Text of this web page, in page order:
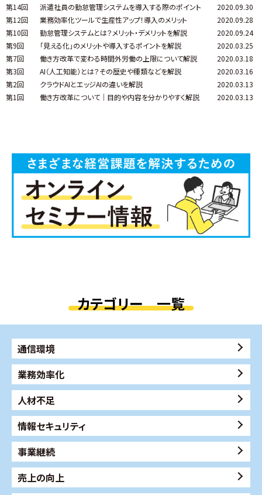
第14回
派遣社員の勤怠管理システムを導入する際のポイント
2020.09.30
第12回
業務効率化ツールで生産性アップ！導入のメリット
2020.09.28
第10回
勤怠管理システムとは？メリット・デメリットを解説
2020.09.24
第9回
「見える化」のメリットや導入するポイントを解説
2020.03.25
第7回
働き方改革で変わる時間外労働の上限について解説
2020.03.18
第3回
AI（人工知能）とは？その歴史や種類などを解説
2020.03.16
第2回
クラウドAIとエッジAIの違いを解説
2020.03.13
第1回
働き方改革について｜目的や内容を分かりやすく解説 2020.03.13
カテゴリー 一覧
通信環境
業務効率化
人材不足
情報セキュリティ
事業継続
売上の向上